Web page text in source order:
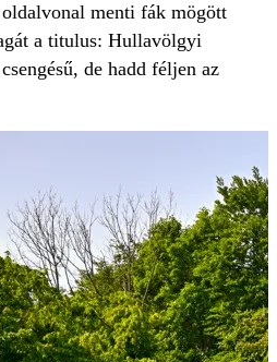
menti fák mögött
a titulus: Hullavölgyi
de hadd féljen az